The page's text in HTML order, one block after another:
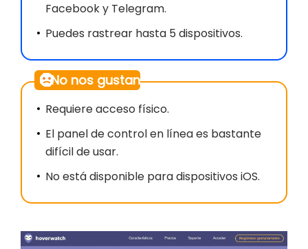
Facebook y Telegram.
Puedes rastrear hasta 5 dispositivos.
No nos gustan
Requiere acceso físico.
El panel de control en línea es bastante
difícil de usar.
No está disponible para dispositivos iOS.